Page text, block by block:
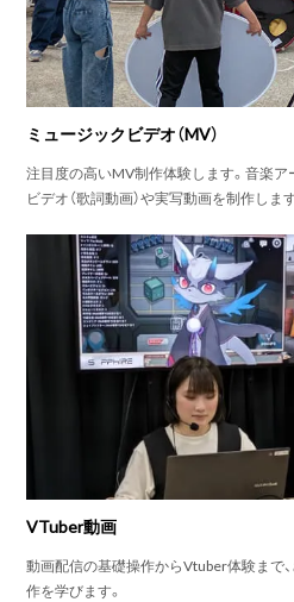
ミュージックビデオ（MV）
注目度の高いMV制作体験します。音楽
ビデオ（歌詞動画）や実写動画を制作します
VTuber動画
動画配信の基礎操作からVtuber体験まで
作を学びます。